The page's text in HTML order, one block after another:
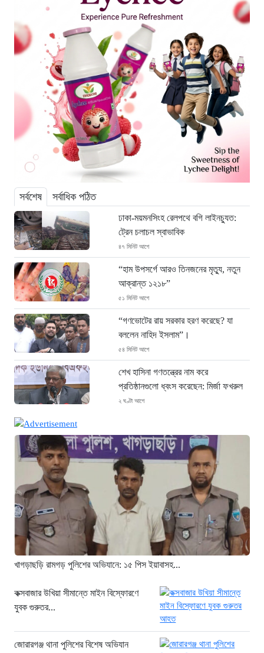
সর্বশেষ সর্বাধিক পঠিত
ঢাকা-ময়মনসিংহ রেলপথে বগি লাইনচ্যুত:
ট্রেন চলাচল স্বাভাবিক
৪৭ মিনিট আগে
“হাম উপসর্গে আরও তিনজনের মৃত্যু, নতুন
আক্রান্ত ১২১৮”
৫১ মিনিট আগে
“গণভোটের রায় সরকার হরণ করেছে? যা
বললেন নাহিদ ইসলাম”।
৫৪ মিনিট আগে
শেখ হাসিনা গণতন্ত্রের নাম করে
প্রতিষ্ঠানগুলো ধ্বংস করেছেন: মির্জা ফখরুল
২ ঘণ্টা আগে
স্কুলে আরও ৭ জনকে হত্যা
২ ঘণ্টা আগে
সিলেটে দুই বাসের ভয়াবহ সংঘর্ষ: ঝরে গেল
৮টি তাজা প্রাণ, হাসপাতালে ২৫
২ ঘণ্টা আগে
সিলিন্ডার লিকেজে ভয়াবহ অগ্নিকাণ্ড: দগ্ধ ৩
জনের অবস্থা আশঙ্কাজনক
২ ঘণ্টা আগে
সাকিবকে নিয়ে বিস্ফোরক আসিফ আকবর
“ইলিয়াস আলীকে অপহরণ-হত্যা মামলা:
সাইফুর রহমান গ্রেপ্তার হচ্ছেন”
খাগড়াছড়ি রামগড় পুলিশের অভিযানে: ১৫ পিস ইয়াবাসহ...
কক্সবাজার উখিয়া সীমান্তে মাইন বিস্ফোরণে
যুবক গুরুতর...
জোরারগঞ্জ থানা পুলিশের বিশেষ অভিযান